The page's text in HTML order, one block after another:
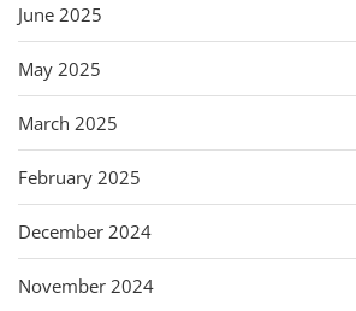
June 2025
May 2025
March 2025
February 2025
December 2024
November 2024